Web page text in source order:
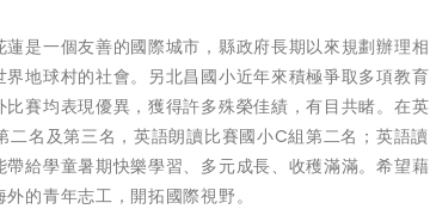
是一個友善的國際城市，縣政府長期以來規劃辦理相
地球村的社會。另北昌國小近年來積極爭取多項教育
賽均表現優異，獲得許多殊榮佳績，有目共睹。在英
名及第三名，英語朗讀比賽國小C組第二名；英語讀
給學童暑期快樂學習、多元成長、收穫滿滿。希望藉
的青年志工，開拓國際視野。